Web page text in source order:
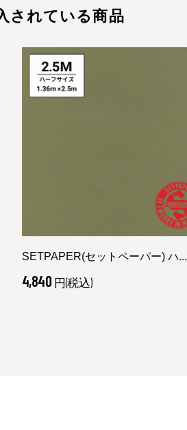
されている商品
SETPAPER(セットペーパー) ハ...
4,840 円(税込)